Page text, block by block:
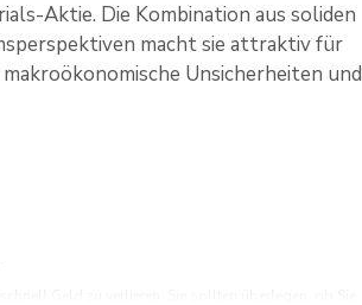
Aktie. Die Kombination aus soliden
macht sie attraktiv für
Unsicherheiten und